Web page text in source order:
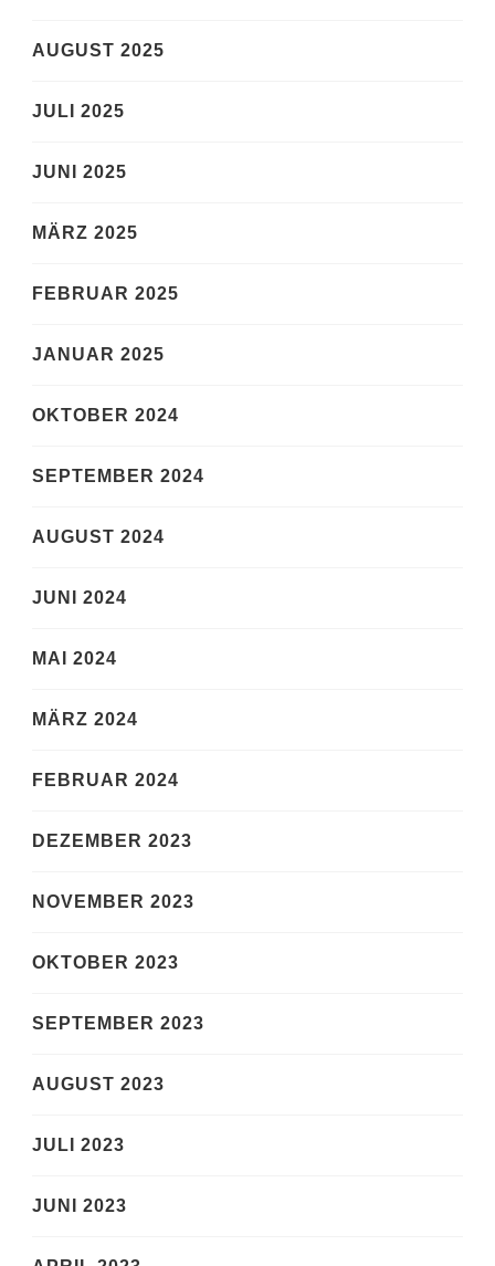
AUGUST 2025
JULI 2025
JUNI 2025
MÄRZ 2025
FEBRUAR 2025
JANUAR 2025
OKTOBER 2024
SEPTEMBER 2024
AUGUST 2024
JUNI 2024
MAI 2024
MÄRZ 2024
FEBRUAR 2024
DEZEMBER 2023
NOVEMBER 2023
OKTOBER 2023
SEPTEMBER 2023
AUGUST 2023
JULI 2023
JUNI 2023